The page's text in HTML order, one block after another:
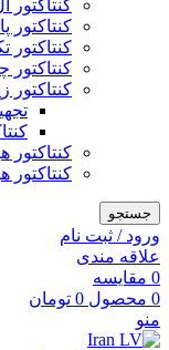
کنتاکتور
کنتاکتور
کنتاکتور
کنتاکتور
کنتاکتور
کنتاکتور
کنتاکتور
جستجو
ورود / ثبت نام
علاقه مندی
0 مقایسه
0 محصول 0 تومان
منو